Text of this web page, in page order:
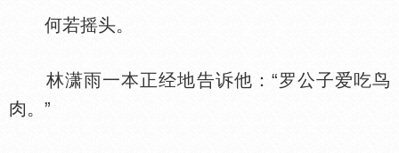
何若摇头。
林潇雨一本正经地告诉他：“罗公子爱吃鸟
肉。”